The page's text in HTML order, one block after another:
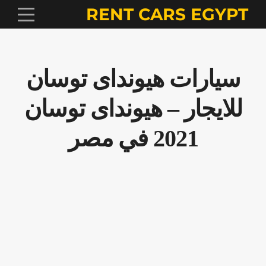
RENT CARS EGYPT
سيارات هيونداى توسان
للايجار – هيونداى توسان
2021 في مصر